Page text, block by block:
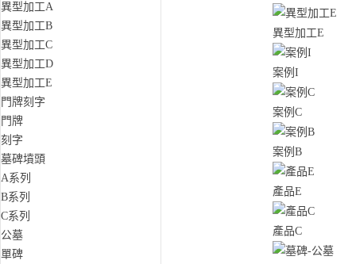
異型加工A
異型加工B
異型加工C
異型加工D
異型加工E
門牌刻字
門牌
刻字
墓碑墳頭
A系列
B系列
C系列
公墓
單碑
異型加工E
案例I
案例C
案例B
產品E
產品C